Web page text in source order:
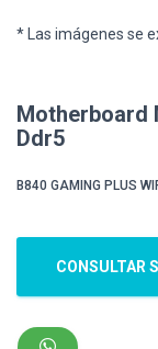
* Las imágenes se
Motherboard
Ddr5
B840 GAMING PLUS
CONSULTAR